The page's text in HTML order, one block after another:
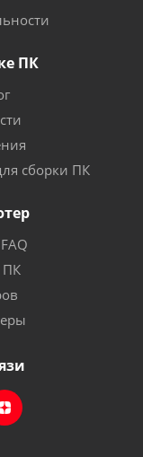
ПК
сборки ПК
ПК